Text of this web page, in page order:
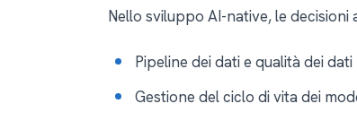
Nello sviluppo AI-native, le
Pipeline dei dati e qualità dei dati
Gestione del ciclo di vita dei